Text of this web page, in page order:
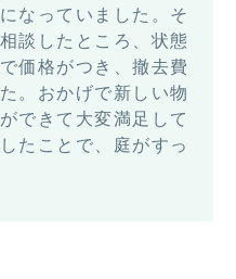
なっていました。そ
談したところ、状態
価格がつき、撤去費
。おかげで新しい物
できて大変満足して
たことで、庭がすっ